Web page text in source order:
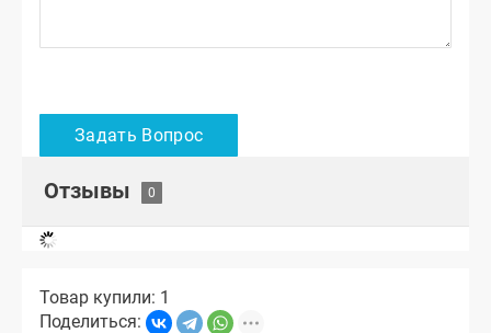
Отзывы
Товар купили: 1
Поделиться: